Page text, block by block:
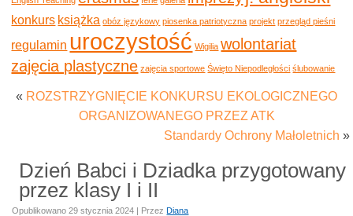
konkurs książka obóz językowy piosenka patriotyczna projekt przegląd pieśni
regulamin uroczystość Wigilia wolontariat
zajęcia plastyczne zajęcia sportowe Święto Niepodległości ślubowanie
« ROZSTRZYGNIĘCIE KONKURSU EKOLOGICZNEGO
ORGANIZOWANEGO PRZEZ ATK
Standardy Ochrony Małoletnich »
Dzień Babci i Dziadka przygotowany
przez klasy I i II
Opublikowano 29 stycznia 2024 | Przez Diana